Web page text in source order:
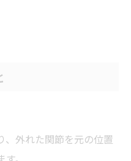
、外れた関節を元の位置